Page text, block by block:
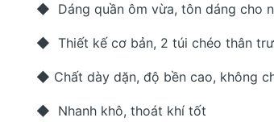
◆ Dáng quần ôm vừa, tôn dáng cho
◆ Thiết kế cơ bản, 2 túi chéo thân
◆ Chất dày dặn, độ bền cao, không
◆ Nhanh khô, thoát khí tốt